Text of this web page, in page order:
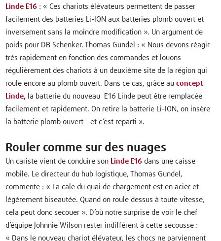
Linde E16 : « Ces chariots élévateurs permettent de passer
facilement des batteries Li-ION aux batteries plomb ouvert et
inversement sans la moindre modification ». Un argument de
poids pour DB Schenker. Thomas Gundel : « Nous devons réagir
très rapidement en fonction des commandes et louons
régulièrement des chariots à un deuxième site de la région qui
roule encore au plomb ouvert. Dans ce cas, grâce auconcept
Linde, la batterie du nouveau E16 Linde peut être remplacée
facilement et rapidement. On retire la batterie Li-ION, on insère
la batterie plomb ouvert – et c’est reparti ».
Rouler comme sur des nuages
Un cariste vient de conduire son Linde E16 dans une caisse
mobile. Le directeur du hub logistique, Thomas Gundel,
commente : « La cale du quai de chargement est en acier et
légèrement biseautée. Quand on roule dessus à toute vitesse,
cela peut donc secouer ». D’où notre surprise de voir le chef
d’équipe Johnnie Wilson rester indifférent à cette secousse :
« Dans le nouveau chariot élévateur, les chocs ne parviennent